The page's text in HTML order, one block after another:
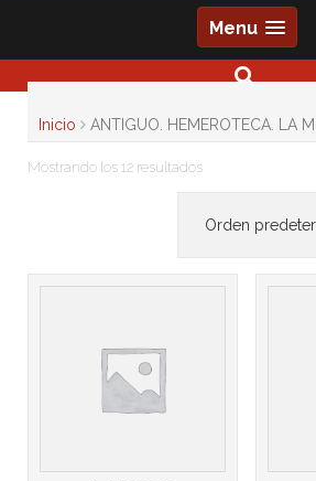
Menu
Inicio ANTIGUO. HEMEROTECA. LA
Mostrando los 12 resultados